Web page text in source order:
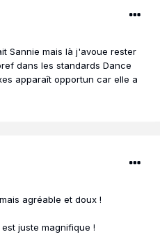
Sannie mais là j'avoue rester
dans les standards Dance
apparaît opportun car elle a
agréable et doux !
juste magnifique !